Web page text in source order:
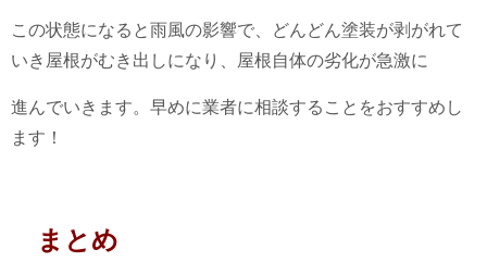
この状態になると雨風の影響で、どんどん塗装が剥がれて
いき屋根がむき出しになり、屋根自体の劣化が急激に
進んでいきます。早めに業者に相談することをおすすめし
ます！
まとめ